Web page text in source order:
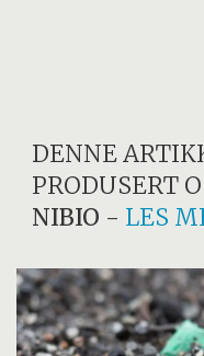
DENNE
PRODUSERT
NIBIO - LES